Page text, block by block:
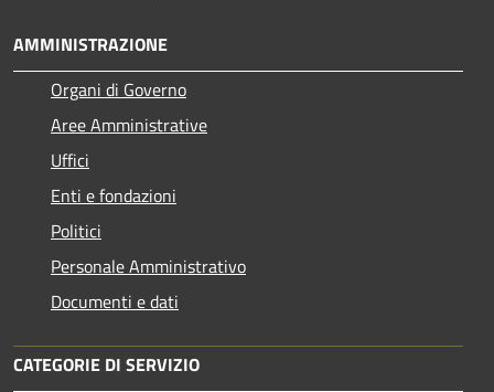
AMMINISTRAZIONE
Organi di Governo
Aree Amministrative
Uffici
Enti e fondazioni
Politici
Personale Amministrativo
Documenti e dati
CATEGORIE DI SERVIZIO